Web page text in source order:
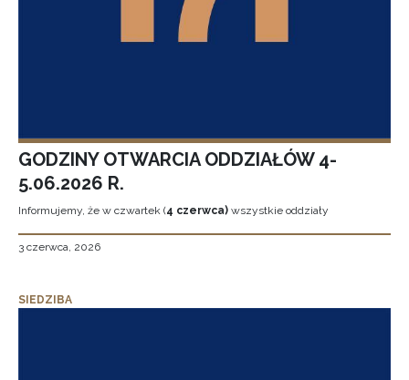
GODZINY OTWARCIA ODDZIAŁÓW 4-
5.06.2026 R.
Informujemy, że w czwartek (4 czerwca) wszystkie oddziały
3 czerwca, 2026
SIEDZIBA